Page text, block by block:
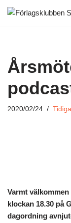
2020/02/24
Varmt
klockan 18.30 på
dagordning